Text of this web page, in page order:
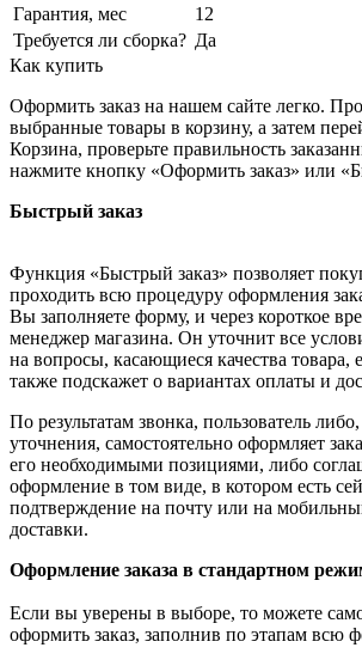
Гарантия, мес
12
Требуется ли сборка? Да
Как купить
Оформить заказ на нашем сайте легко.
выбранные товары в корзину, а затем
Корзина, проверьте правильность
нажмите кнопку «Оформить заказ» или
Быстрый заказ
Функция «Быстрый заказ» позволяет
проходить всю процедуру оформления
Вы заполняете форму, и через короткое
менеджер магазина. Он уточнит все
на вопросы, касающиеся качества товара,
также подскажет о вариантах оплаты и
По результатам звонка, пользователь
уточнения, самостоятельно оформляет
его необходимыми позициями, либо
оформление в том виде, в котором есть
подтверждение на почту или на
доставки.
Оформление заказа в стандартном
Если вы уверены в выборе, то можете
оформить заказ, заполнив по этапам всю